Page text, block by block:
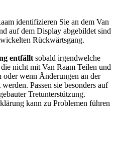
identifizieren Sie an dem Van
auf dem Display abgebildet sind
Rückwärtsgang.
entfällt sobald irgendwelche
nicht mit Van Raam Teilen und
oder wenn Änderungen an der
Passen sie besonders auf
Tretunterstützung.
kann zu Problemen führen